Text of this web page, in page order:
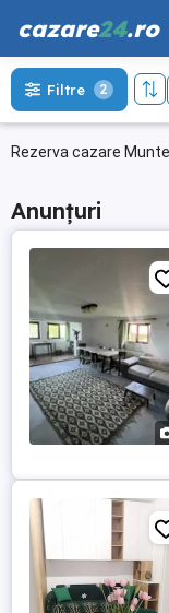
cazare24.ro
Rezerva cazare
Filtre 2
Anunțuri